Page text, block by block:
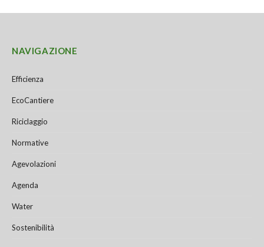
NAVIGAZIONE
Efficienza
EcoCantiere
Riciclaggio
Normative
Agevolazioni
Agenda
Water
Sostenibilità